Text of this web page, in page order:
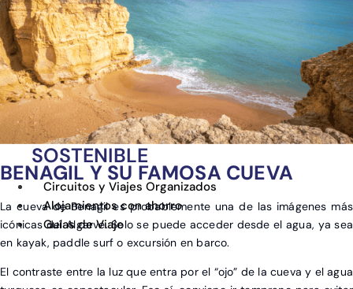
GASTRONÓMICO
HOTELERO
PLAYAS
NATURALEZA
POR TEMPORADA
SOSTENIBLE
Circuitos y Viajes Organizados
Alojamientos con ahorro
Guías de Viaje
BENAGIL Y SU FAMOSA CUEVA
La cueva de Benagil es probablemente una de las imágenes más
icónicas del Algarve. Solo se puede acceder desde el agua, ya sea
en kayak, paddle surf o excursión en barco.
El contraste entre la luz que entra por el “ojo” de la cueva y el agua